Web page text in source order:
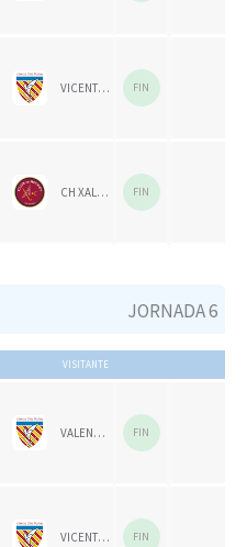
VICENTE GAOS FIN
CH XALOC FIN
JORNADA 6
VISITANTE
VALENCIA CH 1924 FIN
VICENTE GAOS FIN